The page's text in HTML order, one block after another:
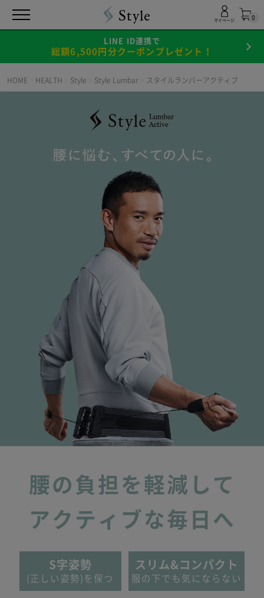
0
マイページ
LINE ID連携で
総額6,500円分クーポンプレゼント！
HOME HEALTH Style Style Lumbar スタイルランバーアクティブ
腰の負担を軽減して
アクティブな毎日へ
S字姿勢
(正しい姿勢)を保つ
スリム&コンパクト
服の下でも気にならない